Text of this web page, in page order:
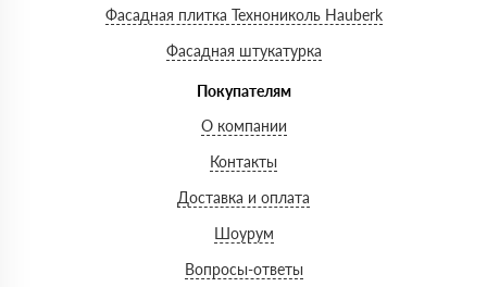
Фасадная плитка Технониколь Hauberk
Фасадная штукатурка
Покупателям
О компании
Контакты
Доставка и оплата
Шоурум
Вопросы-ответы